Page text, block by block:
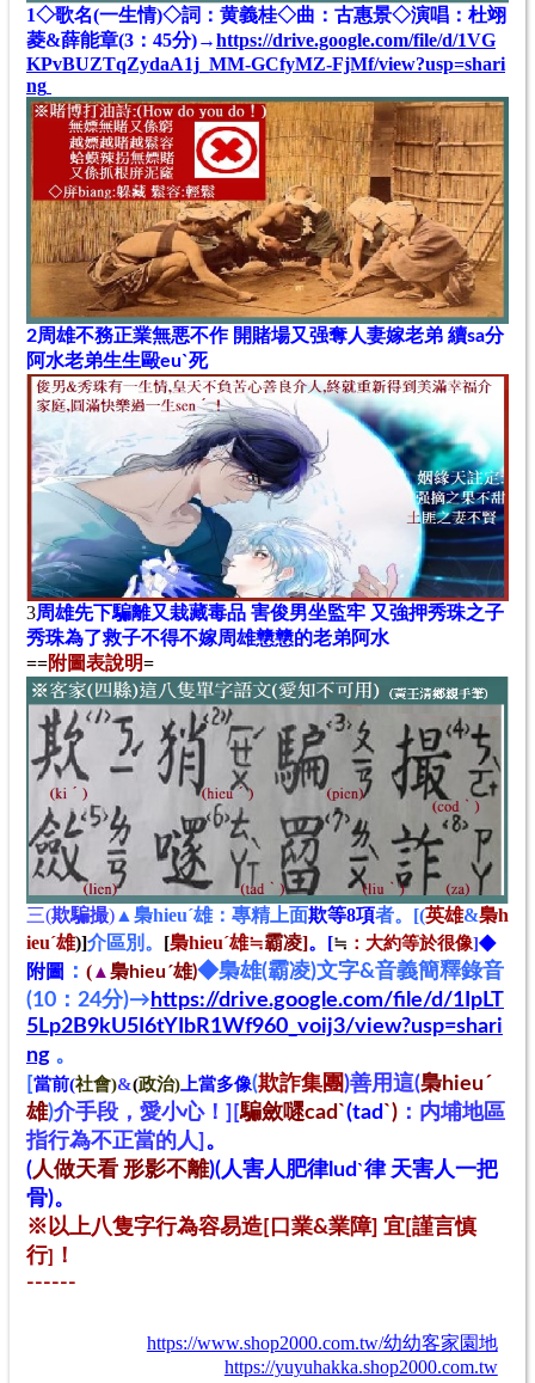
1◇歌名(一生情)◇詞：黄義桂◇曲：古惠景◇演唱：杜翊
菱&薛能章(3：45分)→https://drive.google.com/file/d/1VG
KPvBUZTqZydaA1j_MM-GCfyMZ-FjMf/view?usp=shari
ng
2周雄不務正業無悪不作 開賭場又强奪人妻嫁老弟 續sa分
阿水老弟生生毆euˋ死
3周雄先下騙離又栽藏毒品 害俊男坐監牢 又強押秀珠之子
秀珠為了救子不得不嫁周雄戆戆的老弟阿水
==附圖表說明=
三(欺騙撮) ▲ 梟hieuˊ雄：專精上面欺等8項者。[(英雄&梟h
ieuˊ雄)]介區別。 [梟hieuˊ雄≒霸凌]。[≒ ： 大約等於很像]◆
附圖 ： ( ▲ 梟hieuˊ雄)◆梟雄(霸凌)文字&音義簡釋錄音
(10：24分)→ https://drive.google.com/file/d/1IpLT
5Lp2B9kU5I6tYIbR1Wf960_voij3/view?usp=shari
ng 。
[當前(社會)&(政治)上當多像(欺詐集團)善用這(梟hieuˊ
雄)介手段，愛小心！] [騙斂嚃cadˋ(tad ˋ) ：内埔地區
指行為不正當的人] 。
(人做天看 形影不離)(人害人肥律lud ˋ律 天害人一把
骨)。
※以上八隻字行為容易造[口業&業障] 宜[謹言慎
行]
！
------
https://www.shop2000.com.tw/幼幼客家園地
https://yuyuhakka.shop2000.com.tw